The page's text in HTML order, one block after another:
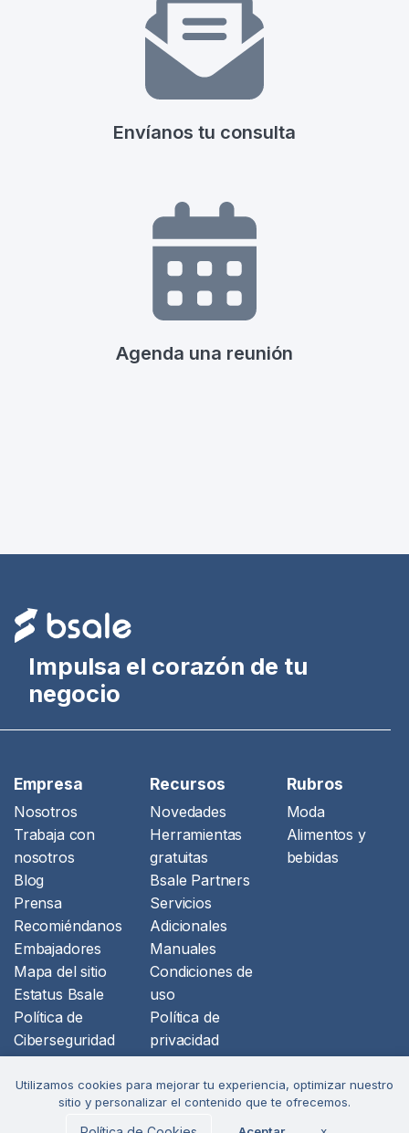
Envíanos tu consulta
Agenda una reunión
Impulsa el corazón de tu
negocio
Empresa
Nosotros
Trabaja con
nosotros
Blog
Prensa
Recomiéndanos
Embajadores
Mapa del sitio
Estatus Bsale
Política de
Ciberseguridad
Recursos
Novedades
Herramientas
gratuitas
Bsale Partners
Servicios
Adicionales
Manuales
Condiciones de
uso
Política de
privacidad
reclamaciones
tuboleta.app
Rubros
Moda
Alimentos y
bebidas
Utilizamos cookies para mejorar tu experiencia, optimizar nuestro
sitio y personalizar el contenido que te ofrecemos.